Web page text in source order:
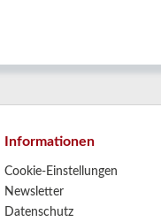
Informationen
Cookie-Einstellungen
Newsletter
Datenschutz